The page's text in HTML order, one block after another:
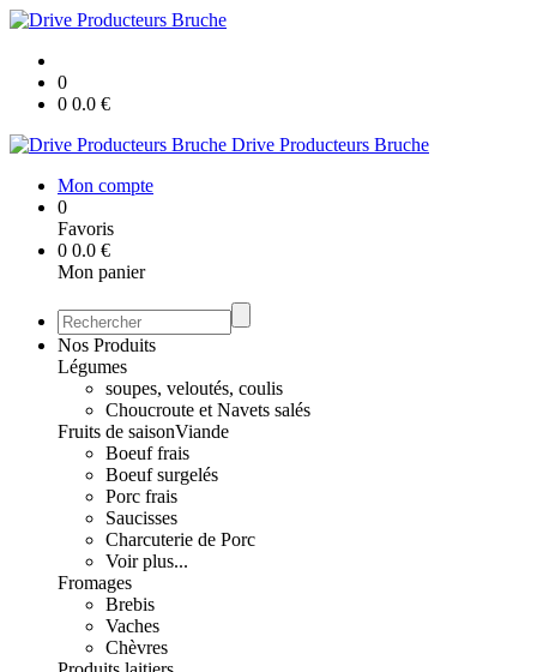
0
0 0.0 €
Drive Producteurs Bruche
Mon compte
0
Favoris
0 0.0 €
Mon panier
Nos Produits
Légumes
soupes, veloutés, coulis
Choucroute et Navets salés
Fruits de saisonViande
Boeuf frais
Boeuf surgelés
Porc frais
Saucisses
Charcuterie de Porc
Voir plus...
Fromages
Brebis
Vaches
Chèvres